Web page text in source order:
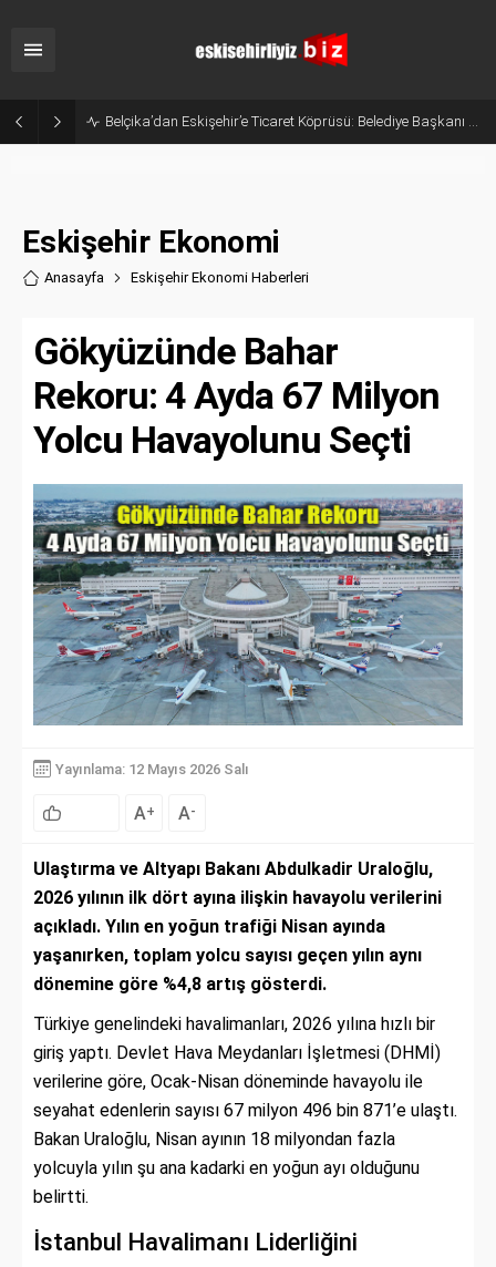
Eskişehir’in Gururu Elif Ertek Millî Takım Kampına Davet Edildi!
Eskişehir Ekonomi
Anasayfa Eskişehir Ekonomi Haberleri
Gökyüzünde Bahar
Rekoru: 4 Ayda 67 Milyon
Yolcu Havayolunu Seçti
Yayınlama: 12 Mayıs 2026 Salı
A+ A-
Ulaştırma ve Altyapı Bakanı Abdulkadir Uraloğlu,
2026 yılının ilk dört ayına ilişkin havayolu verilerini
açıkladı. Yılın en yoğun trafiği Nisan ayında
yaşanırken, toplam yolcu sayısı geçen yılın aynı
dönemine göre %4,8 artış gösterdi.
Türkiye genelindeki havalimanları, 2026 yılına hızlı bir
giriş yaptı. Devlet Hava Meydanları İşletmesi (DHMİ)
verilerine göre, Ocak-Nisan döneminde havayolu ile
seyahat edenlerin sayısı 67 milyon 496 bin 871’e ulaştı.
Bakan Uraloğlu, Nisan ayının 18 milyondan fazla
yolcuyla yılın şu ana kadarki en yoğun ayı olduğunu
belirtti.
İstanbul Havalimanı Liderliğini